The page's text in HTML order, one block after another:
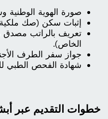
صورة الهوية
إثبات سكن (صك ملكية
تعريف بالراتب مصدق
الخاص).
جواز سفر الطرف
شهادة الفحص الطبي
خطوات التقديم عبر